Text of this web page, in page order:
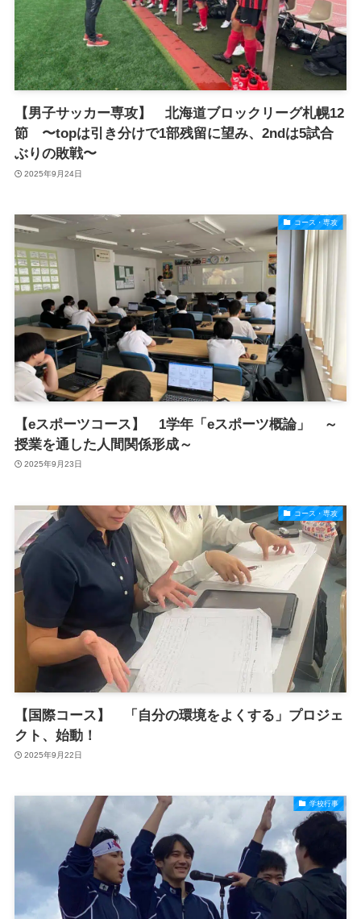
【男子サッカー専攻】 北海道ブロックリーグ札幌12
節 〜topは引き分けで1部残留に望み、2ndは5試合
ぶりの敗戦〜
2025年9月24日
コース・専攻
【eスポーツコース】 1学年「eスポーツ概論」 ～
授業を通した人間関係形成～
2025年9月23日
コース・専攻
【国際コース】 「自分の環境をよくする」プロジェ
クト、始動！
2025年9月22日
学校行事